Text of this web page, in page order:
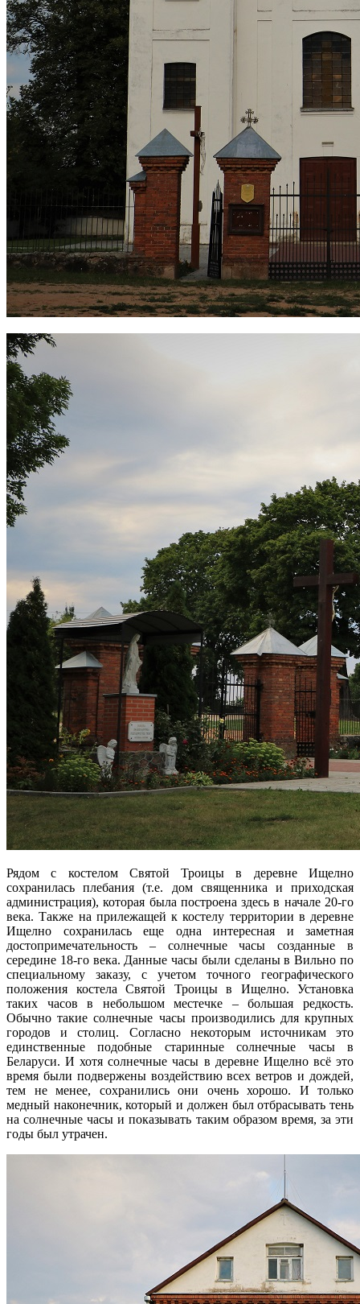
Рядом с костелом Святой Троицы в деревне Ищелно
сохранилась плебания (т.е. дом священника и приходская
администрация), которая была построена здесь в начале 20-го
века. Также на прилежащей к костелу территории в деревне
Ищелно сохранилась еще одна интересная и заметная
достопримечательность – солнечные часы созданные в
середине 18-го века. Данные часы были сделаны в Вильно по
специальному заказу, с учетом точного географического
положения костела Святой Троицы в Ищелно. Установка
таких часов в небольшом местечке – большая редкость.
Обычно такие солнечные часы производились для крупных
городов и столиц. Согласно некоторым источникам это
единственные подобные старинные солнечные часы в
Беларуси. И хотя солнечные часы в деревне Ищелно всё это
время были подвержены воздействию всех ветров и дождей,
тем не менее, сохранились они очень хорошо. И только
медный наконечник, который и должен был отбрасывать тень
на солнечные часы и показывать таким образом время, за эти
годы был утрачен.